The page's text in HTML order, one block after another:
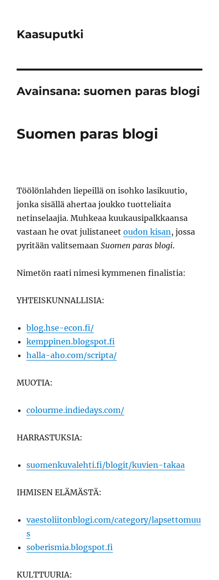
Kaasuputki
Avainsana:suomen paras blogi
Suomen paras blogi
Töölönlahden liepeillä on isohko lasikuutio,
jonka sisällä ahertaa joukko tuotteliaita
netinselaajia. Muhkeaa kuukausipalkkaansa
vastaan he ovat julistaneetoudon kisan, jossa
pyritään valitsemaanSuomen paras blogi.
Nimetön raati nimesi kymmenen finalistia:
YHTEISKUNNALLISIA:
blog.hse-econ.fi/
kemppinen.blogspot.fi
halla-aho.com/scripta/
MUOTIA:
colourme.indiedays.com/
HARRASTUKSIA:
suomenkuvalehti.fi/blogit/kuvien-takaa
IHMISEN ELÄMÄSTÄ:
vaestoliitonblogi.com/category/lapsettomuu
s
soberismia.blogspot.fi
KULTTUURIA: